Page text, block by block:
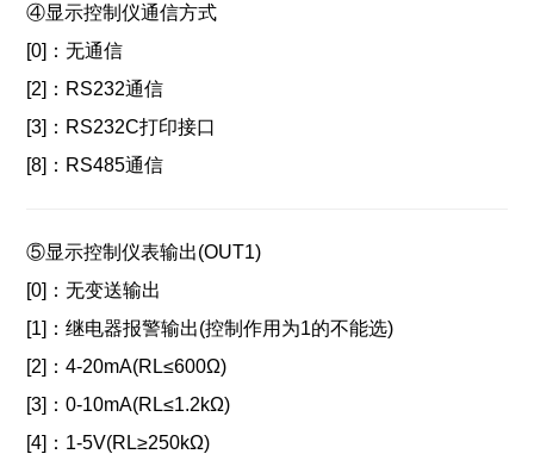
④显示控制仪通信方式
[0]：无通信
[2]： RS232通信
[3]： RS232C打印接口
[8]： RS485通信
⑤显示控制仪表输出(OUT1)
[0]：无变送输出
[1]：继电器报警输出(控制作用为1的不能选)
[2]：4-20mA(RL≤600Ω)
[3]：0-10mA(RL≤1.2kΩ)
[4]： 1-5V(RL≥250kΩ)